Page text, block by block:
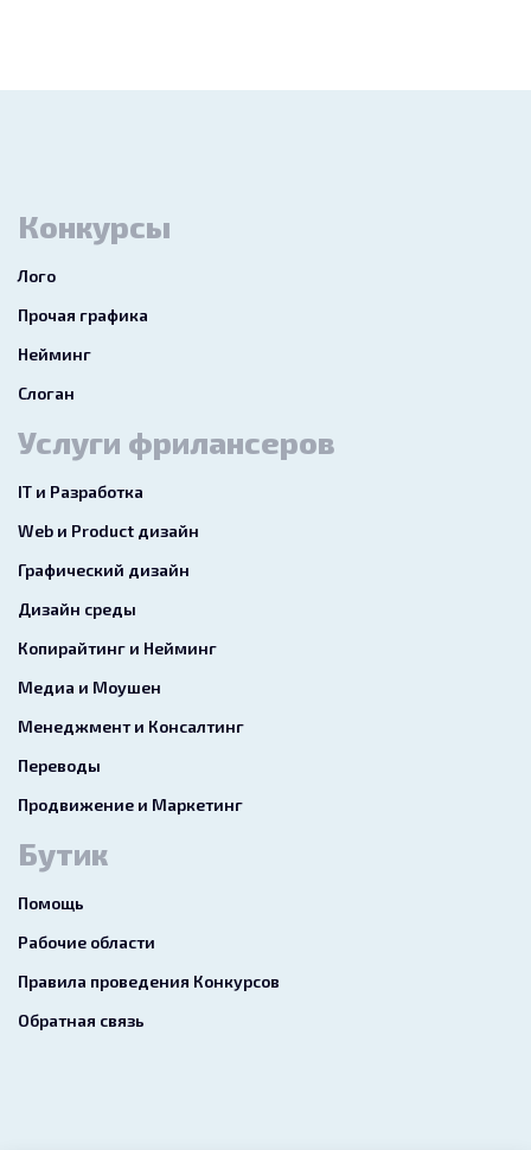
Конкурсы
Лого
Прочая графика
Нейминг
Слоган
Услуги фрилансеров
IT и Разработка
Web и Product дизайн
Графический дизайн
Дизайн среды
Копирайтинг и Нейминг
Медиа и Моушен
Менеджмент и Консалтинг
Переводы
Продвижение и Маркетинг
Бутик
Помощь
Рабочие области
Правила проведения Конкурсов
Обратная связь